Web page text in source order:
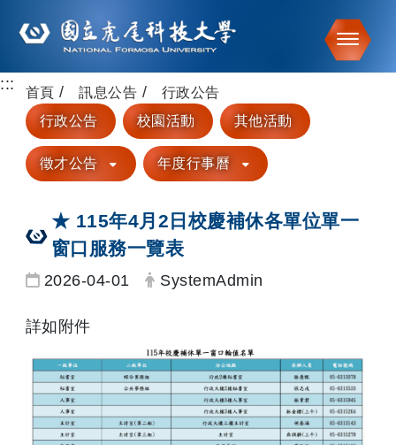
跳到主要內容
::: 首頁 訊息公告
行政公告
行政公告
校園活動 其他活動
徵才公告 年度行事曆
★ 115年4月2日校慶補休各單位單一
窗口服務一覽表
日期：
2026-04-01 發布者：
SystemAdmin
詳如附件